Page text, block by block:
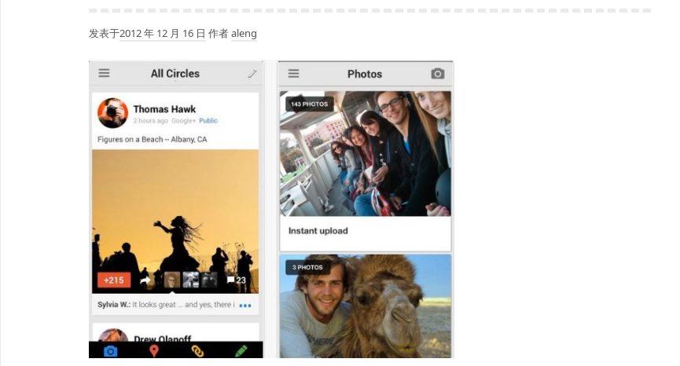
真
发表于2012 年 12 月 16 日 作者aleng